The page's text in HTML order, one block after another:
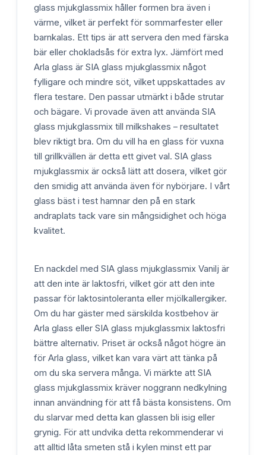
glass mjukglassmix håller formen bra även i
värme, vilket är perfekt för sommarfester eller
barnkalas. Ett tips är att servera den med färska
bär eller chokladsås för extra lyx. Jämfört med
Arla glass är SIA glass mjukglassmix något
fylligare och mindre söt, vilket uppskattades av
flera testare. Den passar utmärkt i både strutar
och bägare. Vi provade även att använda SIA
glass mjukglassmix till milkshakes – resultatet
blev riktigt bra. Om du vill ha en glass för vuxna
till grillkvällen är detta ett givet val. SIA glass
mjukglassmix är också lätt att dosera, vilket gör
den smidig att använda även för nybörjare. I vårt
glass bäst i test hamnar den på en stark
andraplats tack vare sin mångsidighet och höga
kvalitet.
En nackdel med SIA glass mjukglassmix Vanilj är
att den inte är laktosfri, vilket gör att den inte
passar för laktosintoleranta eller mjölkallergiker.
Om du har gäster med särskilda kostbehov är
Arla glass eller SIA glass mjukglassmix laktosfri
bättre alternativ. Priset är också något högre än
för Arla glass, vilket kan vara värt att tänka på
om du ska servera många. Vi märkte att SIA
glass mjukglassmix kräver noggrann nedkylning
innan användning för att få bästa konsistens. Om
du slarvar med detta kan glassen bli isig eller
grynig. För att undvika detta rekommenderar vi
att alltid låta smeten stå i kylen minst ett par